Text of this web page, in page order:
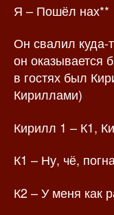
Я – Пошёл нах**
Он свалил куда-
он оказывается
в гостях был
Кириллами)
Кирилл 1 – К1,
К1 – Ну, чё,
К2 – У меня как